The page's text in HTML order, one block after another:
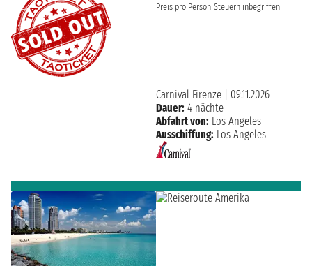
Preis pro Person Steuern inbegriffen
Carnival Firenze
09.11.2026
Dauer: 4 nächte
Abfahrt von: Los Angeles
Ausschiffung: Los Angeles